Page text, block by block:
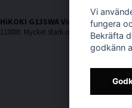
HiKOKI G13SWA Vinkelslip 125mm
Vi
fungera
Bekräfta
godkänn